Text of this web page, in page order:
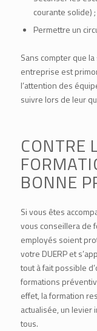
courante solide) ;
Permettre un
Sans compter que
entreprise est
l’attention des
suivre lors de leur
CONTRE
BONNE
Si vous êtes
vous conseillera de
employés soient
votre DUERP et
tout à fait possible
formations
effet, la formation
actualisée, un levier
tous.